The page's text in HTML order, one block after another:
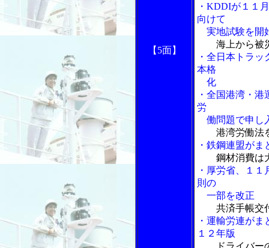
【5面】
・KDDIが１１
向けて
実地試験を開
海上から被
・全日本トラ
本格
化
・全国港湾・
労
働問題で申し
港湾労働法
・鉄鋼連盟が
鋼材消費は
・厚労省、１
則の
一部を改正
共済手帳交
・運輸労連が
１２年版
ドライバー